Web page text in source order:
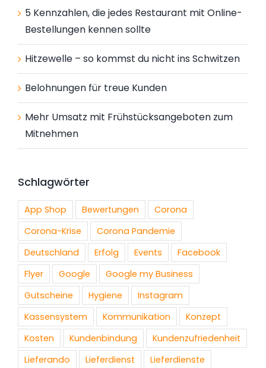
5 Kennzahlen, die jedes Restaurant mit Online-
Bestellungen kennen sollte
Hitzewelle – so kommst du nicht ins Schwitzen
Belohnungen für treue Kunden
Mehr Umsatz mit Frühstücksangeboten zum
Mitnehmen
Schlagwörter
App Shop Bewertungen
Corona
Corona-Krise
Corona Pandemie
Deutschland
Erfolg Events
Facebook
Flyer
Google
Google my Business
Gutscheine
Hygiene
Instagram
Kassensystem
Kommunikation
Konzept
Kosten
Kundenbindung
Kundenzufriedenheit
Lieferando
Lieferdienst
Lieferdienste